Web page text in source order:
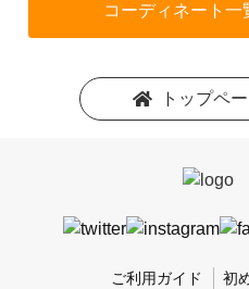
コーディネート一
トップペ
ご利用ガイド
初